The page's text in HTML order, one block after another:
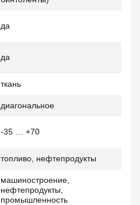
да
да
ткань
диагональное
-35 … +70
топливо, нефтепродукты
машиностроение,
нефтепродукты,
промышленность